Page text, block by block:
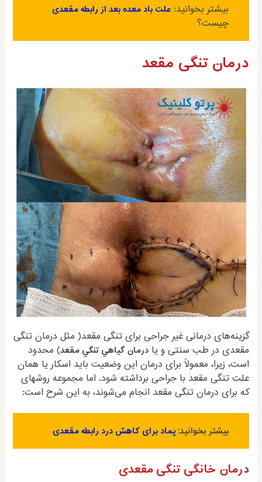
بیشتر بخوانید:علت باد معده بعد از رابطه مقعدی
چیست؟
درمان تنگی مقعد
گزینه‌های درمانی غیر جراحی برای تنگی مقعد( مثل درمان تنگی
مقعدی در طب سنتی و یادرمان گياهي تنگي مقعد) محدود
است، زیرا، معمولاً برای درمان این وضعیت باید اسکار یا همان
علت تنگی مقعد با جراحی برداشته شود. اما مجموعه روشهای
که برای درمان تنگی مقعد انجام می‌شوند، به این شرح است:
بیشتر بخوانید:پماد برای کاهش درد رابطه مقعدی
درمان خانگی تنگی مقعدی